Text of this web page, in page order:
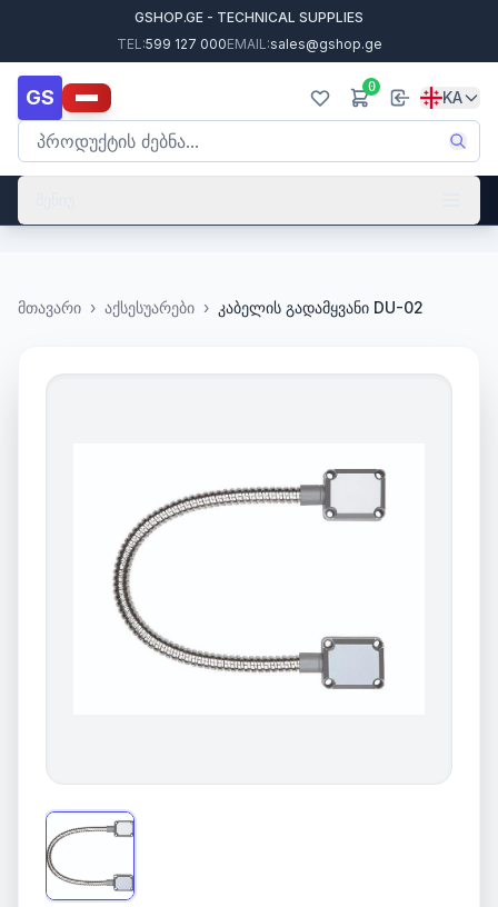
GSHOP.GE - TECHNICAL SUPPLIES
TEL:599 127 000EMAIL:sales@gshop.ge
GS 0
KA
მთავარი › აქსესუარები › კაბელის გადამყვანი DU-02